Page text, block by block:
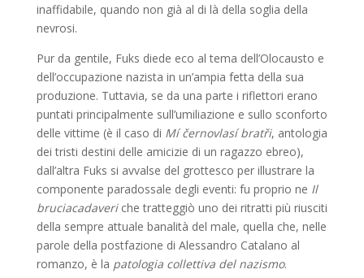
inaffidabile, quando non già al di là della soglia della
nevrosi.
Pur da gentile, Fuks diede eco al tema dell’Olocausto e
dell’occupazione nazista in un’ampia fetta della sua
produzione. Tuttavia, se da una parte i riflettori erano
puntati principalmente sull’umiliazione e sullo sconforto
delle vittime (è il caso di Mí černovlasí bratři, antologia
dei tristi destini delle amicizie di un ragazzo ebreo),
dall’altra Fuks si avvalse del grottesco per illustrare la
componente paradossale degli eventi: fu proprio ne Il
bruciacadaveriche tratteggiò uno dei ritratti più riusciti
della sempre attuale banalità del male, quella che, nelle
parole della postfazione di Alessandro Catalano al
romanzo, è la patologia collettiva del nazismo.